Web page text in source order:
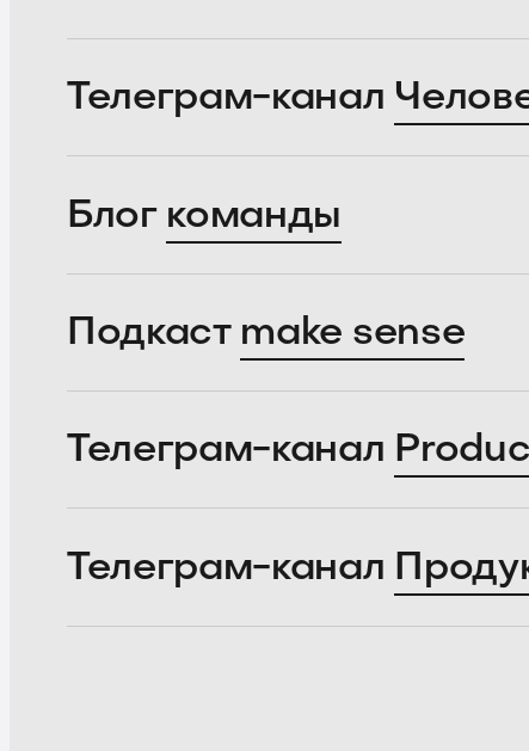
Телеграм-канал
Блог команды
Подкаст make sense
Телеграм-канал
Телеграм-канал